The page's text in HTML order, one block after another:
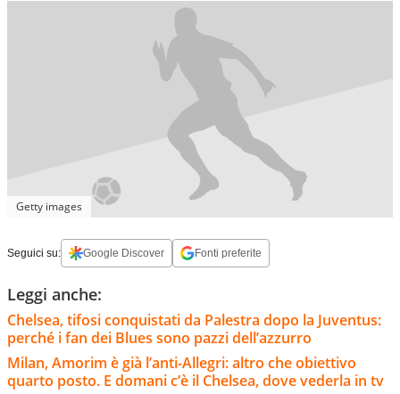
Getty images
Seguici su: Google Discover Fonti preferite
Leggi anche:
Chelsea, tifosi conquistati da Palestra dopo la Juventus:
perché i fan dei Blues sono pazzi dell’azzurro
Milan, Amorim è già l’anti-Allegri: altro che obiettivo
quarto posto. E domani c’è il Chelsea, dove vederla in tv